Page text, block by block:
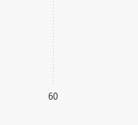
60